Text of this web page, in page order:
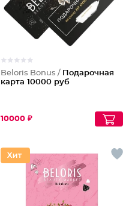
Beloris Bonus / Подарочная
карта 10000 руб
10000 ₽